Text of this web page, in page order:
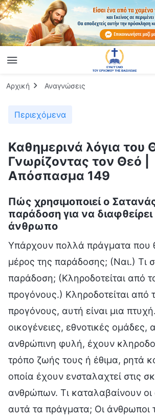
Αρχική Αναγνώσεις
Περιεχόμενα
Καθημερινά λόγια του
Γνωρίζοντας τον Θεό |
Απόσπασμα 149
Πώς χρησιμοποιεί ο
παράδοση για να διαφθείρει
άνθρωπο
Υπάρχουν πολλά πράγματα που
μέρος της παράδοσης; (Ναι.) Τι
παράδοση; (Κληροδοτείται από
προγόνους.) Κληροδοτείται από
προγόνους, αυτή είναι μια
οικογένειες, εθνοτικές ομάδες,
ανθρώπινη φυλή, έχουν
τρόπο ζωής τους ή έθιμα, ρητά
οποία έχουν ενσταλαχτεί στις
ανθρώπων. Τι καταλαβαίνουν
αυτά τα πράγματα; Οι άνθρωποι